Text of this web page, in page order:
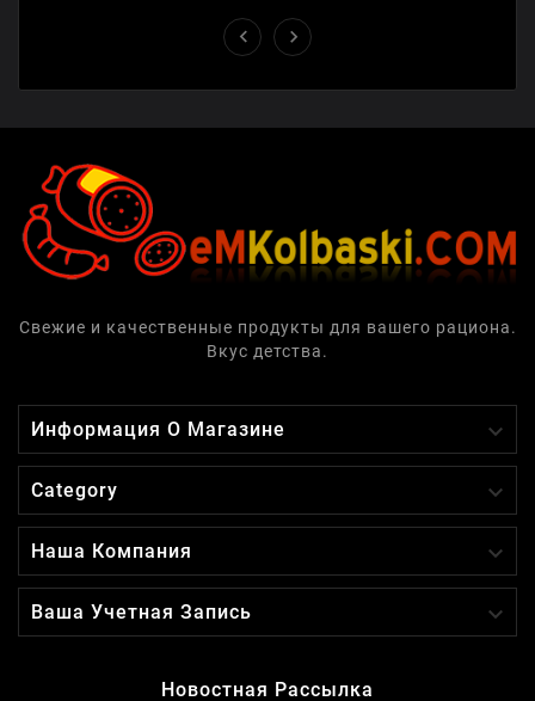
что ...
 
Свежие и качественные продукты для вашего рациона.
Вкус детства.
Информация О Магазине 
Category 
Наша Компания 
Ваша Учетная Запись 
Новостная Рассылка